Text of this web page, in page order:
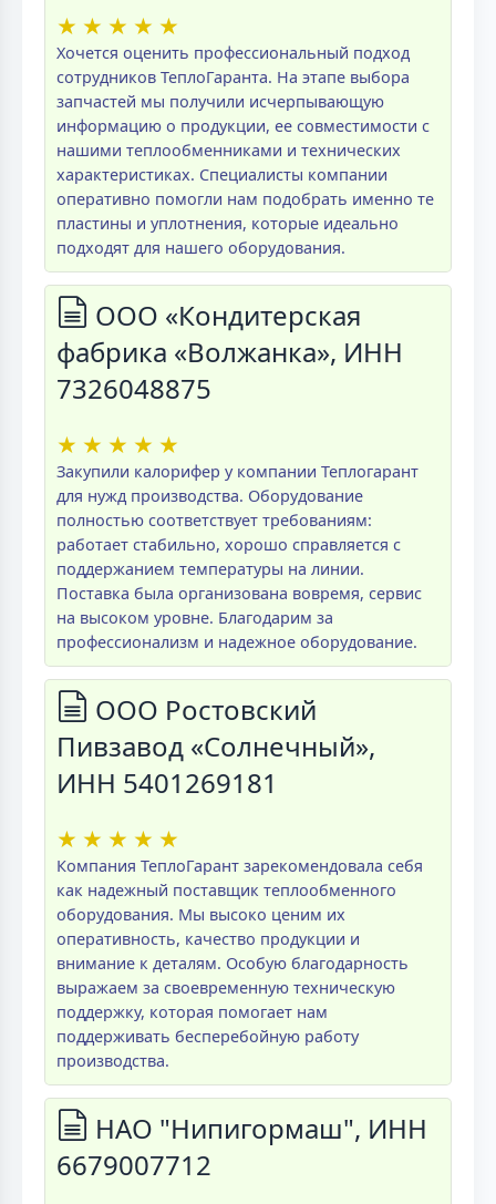
★ ★ ★ ★ ★
Хочется оценить профессиональный подход
сотрудников ТеплоГаранта. На этапе выбора
запчастей мы получили исчерпывающую
информацию о продукции, ее совместимости с
нашими теплообменниками и технических
характеристиках. Специалисты компании
оперативно помогли нам подобрать именно те
пластины и уплотнения, которые идеально
подходят для нашего оборудования.
ООО «Кондитерская
фабрика «Волжанка», ИНН
7326048875
★ ★ ★ ★ ★
Закупили калорифер у компании Теплогарант
для нужд производства. Оборудование
полностью соответствует требованиям:
работает стабильно, хорошо справляется с
поддержанием температуры на линии.
Поставка была организована вовремя, сервис
на высоком уровне. Благодарим за
профессионализм и надежное оборудование.
ООО Ростовский
Пивзавод «Солнечный»,
ИНН 5401269181
★ ★ ★ ★ ★
Компания ТеплоГарант зарекомендовала себя
как надежный поставщик теплообменного
оборудования. Мы высоко ценим их
оперативность, качество продукции и
внимание к деталям. Особую благодарность
выражаем за своевременную техническую
поддержку, которая помогает нам
поддерживать бесперебойную работу
производства.
НАО "Нипигормаш", ИНН
6679007712